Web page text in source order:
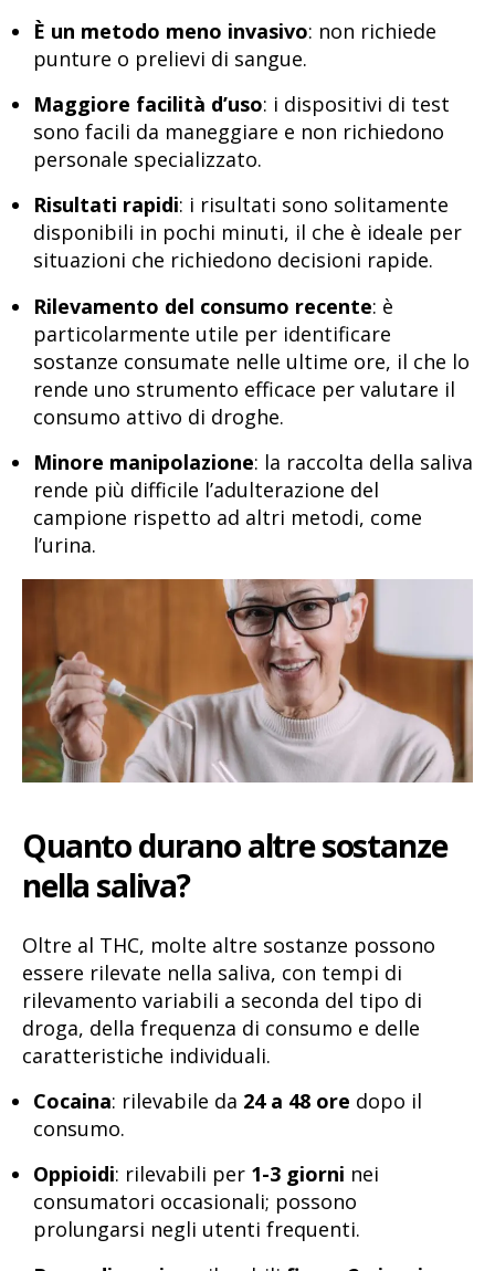
È un metodo meno invasivo: non richiede
punture o prelievi di sangue.
Maggiore facilità d’uso: i dispositivi di test
sono facili da maneggiare e non richiedono
personale specializzato.
Risultati rapidi: i risultati sono solitamente
disponibili in pochi minuti, il che è ideale per
situazioni che richiedono decisioni rapide.
Rilevamento del consumo recente: è
particolarmente utile per identificare
sostanze consumate nelle ultime ore, il che lo
rende uno strumento efficace per valutare il
consumo attivo di droghe.
Minore manipolazione: la raccolta della saliva
rende più difficile l’adulterazione del
campione rispetto ad altri metodi, come
l’urina.
Quanto durano altre sostanze
nella saliva?
Oltre al THC, molte altre sostanze possono
essere rilevate nella saliva, con tempi di
rilevamento variabili a seconda del tipo di
droga, della frequenza di consumo e delle
caratteristiche individuali.
Cocaina: rilevabile da 24 a 48 ore dopo il
consumo.
Oppioidi: rilevabili per 1-3 giorni nei
consumatori occasionali; possono
prolungarsi negli utenti frequenti.